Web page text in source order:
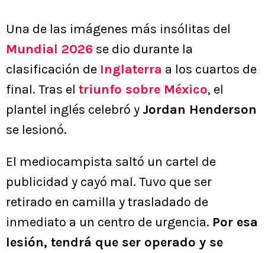
Una de las imágenes más insólitas del
Mundial 2026 se dio durante la
clasificación de Inglaterra a los cuartos de
final. Tras el triunfo sobre México, el
plantel inglés celebró y Jordan Henderson
se lesionó.
El mediocampista saltó un cartel de
publicidad y cayó mal. Tuvo que ser
retirado en camilla y trasladado de
inmediato a un centro de urgencia. Por esa
lesión, tendrá que ser operado y se